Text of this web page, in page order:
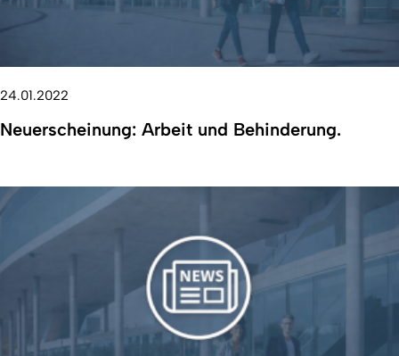
24.01.2022
Neuerscheinung: Arbeit und Behinderung.